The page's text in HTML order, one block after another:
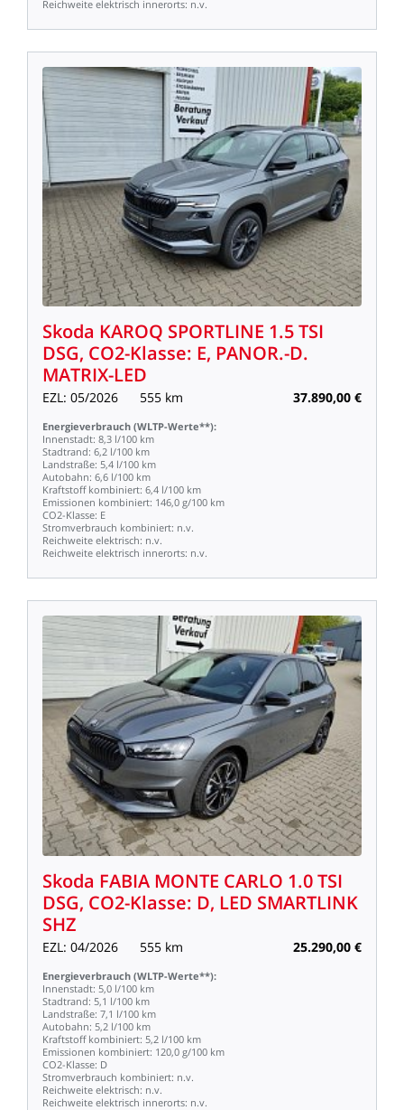
Reichweite elektrisch innerorts: n.v.
Skoda KAROQ SPORTLINE 1.5TSI
DSG, CO2-Klasse: E, PANOR.-D.
MATRIX-LED
EZL: 05/2026 555 km 37.890,00 €
Energieverbrauch (WLTP-Werte**):
Innenstadt: 8,3 l/100 km
Stadtrand: 6,2 l/100 km
Landstraße: 5,4 l/100 km
Autobahn: 6,6 l/100 km
Kraftstoff kombiniert: 6,4 l/100 km
Emissionen kombiniert: 146,0 g/100 km
CO2-Klasse: E
Stromverbrauch kombiniert: n.v.
Reichweite elektrisch: n.v.
Reichweite elektrisch innerorts: n.v.
Skoda FABIA MONTE CARLO 1.0TSI
DSG, CO2-Klasse: D, LED SMARTLINK
SHZ
EZL: 04/2026 555 km 25.290,00 €
Energieverbrauch (WLTP-Werte**):
Innenstadt: 5,0 l/100 km
Stadtrand: 5,1 l/100 km
Landstraße: 7,1 l/100 km
Autobahn: 5,2 l/100 km
Kraftstoff kombiniert: 5,2 l/100 km
Emissionen kombiniert: 120,0 g/100 km
CO2-Klasse: D
Stromverbrauch kombiniert: n.v.
Reichweite elektrisch: n.v.
Reichweite elektrisch innerorts: n.v.